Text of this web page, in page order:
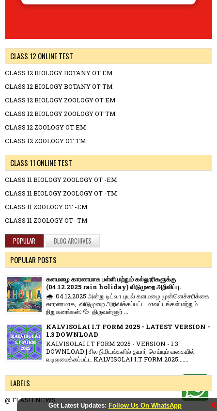
Get Latest Updates: Follow Us On WhatsApp X
CLASS 12 ONLINE TEST
CLASS 12 BIOLOGY BOTANY OT EM
CLASS 12 BIOLOGY BOTANY OT TM
CLASS 12 BIOLOGY ZOOLOGY OT EM
CLASS 12 BIOLOGY ZOOLOGY OT TM
CLASS 12 ZOOLOGY OT EM
CLASS 12 ZOOLOGY OT TM
CLASS 11 ONLINE TEST
CLASS 11 BIOLOGY ZOOLOGY OT -EM
CLASS 11 BIOLOGY ZOOLOGY OT -TM
CLASS 11 ZOOLOGY OT -EM
CLASS 11 ZOOLOGY OT -TM
POPULAR BLOG ARCHIVES
POPULAR POSTS
கனமழை காரணமாக பள்ளி மற்றும் கல்லூரிகளுக்கு
(04.12.2025 rain holiday) விடுமுறை அறிவிப்பு.
🌧️ 04.12.2025 அன்று டிட்வா புயல் கனமழை முன்னெச்சரிக்கை
காரணமாக, விடுமுறை அறிவிக்கப்பட்ட மாவட்டங்கள் மற்றும்
நிறுவனங்கள்: 💦 திருவள்ளூர் ...
KALVISOLAI I.T FORM 2025 - LATEST VERSION -
1.3 DOWNLOAD
KALVISOLAI I.T FORM 2025 - VERSION - 1.3
DOWNLOAD | சில நிமிடங்களில் தயார் செய்யும் வகையில்
வடிவமைக்கப்பட்ட KALVISOLAI I.T FORM 2025.......
LABELS
@ FLASH NEWS